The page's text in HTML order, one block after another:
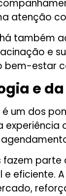
atenção
também
e
bem-estar
e
um dos
fazem parte
e eficiente.